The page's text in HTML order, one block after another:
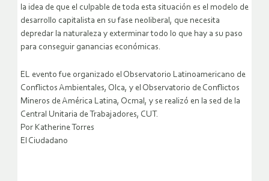
la idea de que el culpable de toda esta situación es el modelo de
desarrollo capitalista en su fase neoliberal, que necesita
depredar la naturaleza y exterminar todo lo que hay a su paso
para conseguir ganancias económicas.
EL evento fue organizado el Observatorio Latinoamericano de
Conflictos Ambientales, Olca, y el Observatorio de Conflictos
Mineros de América Latina, Ocmal, y se realizó en la sed de la
Central Unitaria de Trabajadores, CUT.
Por Katherine Torres
El Ciudadano